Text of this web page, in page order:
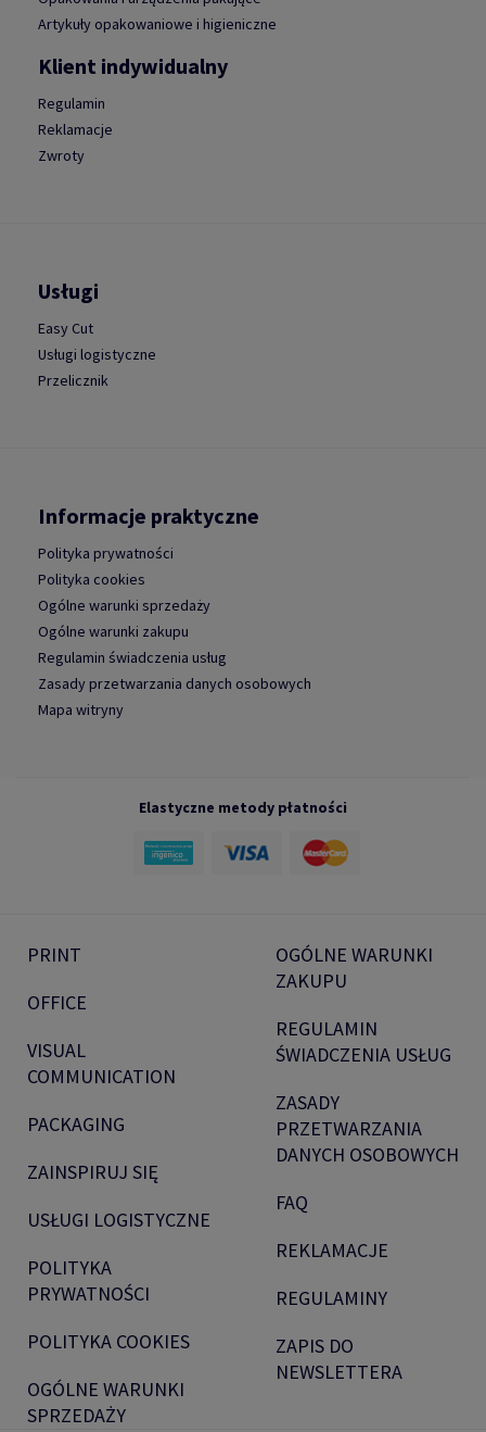
Artykuły opakowaniowe i higieniczne
Klient indywidualny
Regulamin
Reklamacje
Zwroty
Usługi
Easy Cut
Usługi logistyczne
Przelicznik
Informacje praktyczne
Polityka prywatności
Polityka cookies
Ogólne warunki sprzedaży
Ogólne warunki zakupu
Regulamin świadczenia usług
Zasady przetwarzania danych osobowych
Mapa witryny
Elastyczne metody płatności
PRINT
OFFICE
VISUAL
COMMUNICATION
PACKAGING
ZAINSPIRUJ SIĘ
USŁUGI LOGISTYCZNE
POLITYKA
PRYWATNOŚCI
POLITYKA COOKIES
OGÓLNE WARUNKI
SPRZEDAŻY
OGÓLNE WARUNKI
ZAKUPU
REGULAMIN
ŚWIADCZENIA USŁUG
ZASADY
PRZETWARZANIA
DANYCH OSOBOWYCH
FAQ
REKLAMACJE
REGULAMINY
ZAPIS DO
NEWSLETTERA